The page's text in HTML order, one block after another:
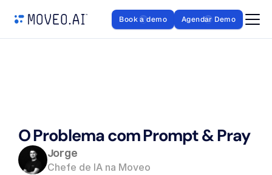
Book a demo Agendar Demo
O Problema com Prompt & Pray
Jorge
Chefe de IA na Moveo